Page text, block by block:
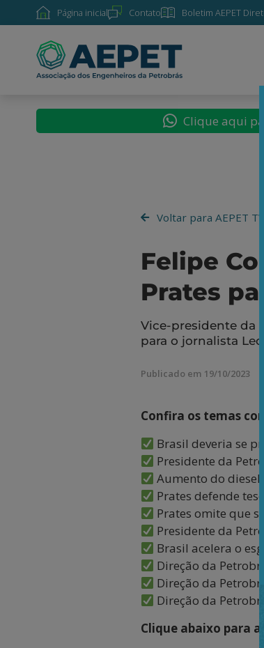
Página inicial Contato Boletim AEPET
Clique aqui
Voltar para AEPET TV
Felipe
Prates
Vice-presidente da
para o jornalista
Publicado em 19/10/2023
Confira os temas
Brasil deveria se
Presidente da
Aumento do
Prates defende
Prates omite que
Presidente da
Brasil acelera o
Direção da
Direção da
Direção da
Clique abaixo para